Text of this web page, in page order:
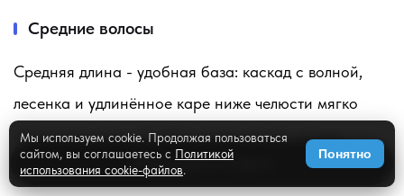
Средние волосы
Средняя длина - удобная база: каскад с волной,
лесенка и удлинённое каре ниже челюсти мягко
обрамляют лицо. Пробор лучше косой, концы -
подкрученные внутрь. Каскад со всех сторон:
✨Примерить на фото
Мы используем cookie. Продолжая пользоваться
сайтом, вы соглашаетесь с Политикой
использования cookie-файлов.
Понятно